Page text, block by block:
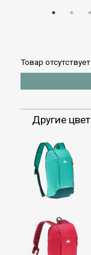
Товар
Другие